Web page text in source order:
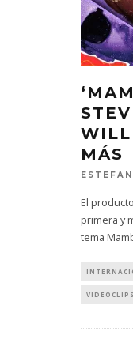
MÁS
El
primera y
tema
VIDEOCLIPS